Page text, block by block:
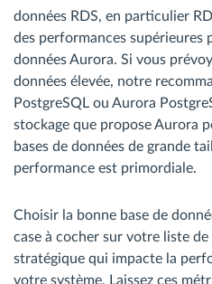
données RDS, en particulier
des performances supérieures
données Aurora. Si vous
données élevée, notre
PostgreSQL ou Aurora
stockage que propose Aurora
bases de données de grande
performance est primordiale.
Choisir la bonne base de
case à cocher sur votre liste de
stratégique qui impacte la
votre système. Laissez ces